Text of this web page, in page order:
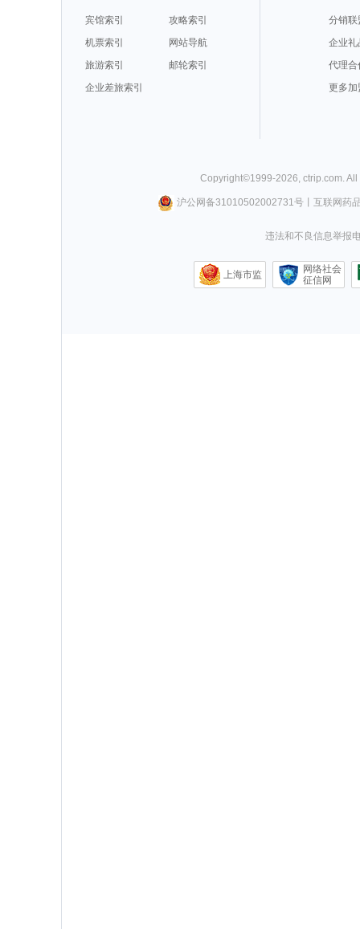
宾馆索引
攻略索引
机票索引
网站导航
旅游索引
邮轮索引
企业差旅索引
分销联
企业礼
代理合
更多加
Copyright©1999-2026, ctrip.com.
沪公网备31010502002731号丨 互联网药
违法和不良信息举报
上海市监
网络社会
征信网